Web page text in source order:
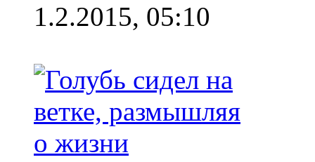
1.2.2015, 05:10